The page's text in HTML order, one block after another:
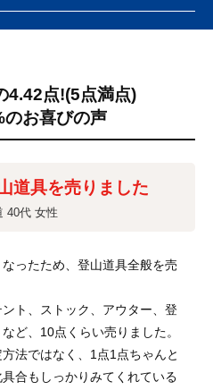
4.42点!(5点満点)
お喜びの声
道具を売りました
40代 女性
ったため、登山道具全般を売
ト、ストック、アウター、登
ど、10点くらい売りました。
法ではなく、1点1点ちゃんと
合もしっかりみてくれている